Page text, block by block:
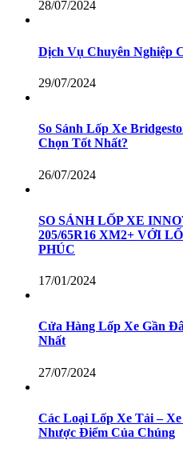
28/07/2024
Dịch Vụ Chuyên Nghiệp
29/07/2024
So Sánh Lốp Xe
Chọn Tốt Nhất?
26/07/2024
SO SÁNH LỐP XE
205/65R16 XM2+ VỚI
PHÚC
17/01/2024
Cửa Hàng Lốp Xe Gần
Nhất
27/07/2024
Các Loại Lốp Xe Tải –
Nhược Điểm Của Chúng